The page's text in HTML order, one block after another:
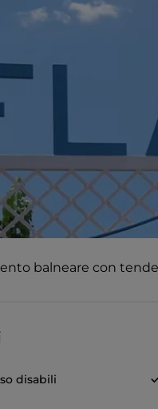
balneare con
disabili